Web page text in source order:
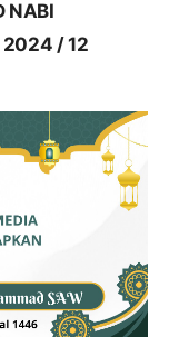
NABI
2024 / 12